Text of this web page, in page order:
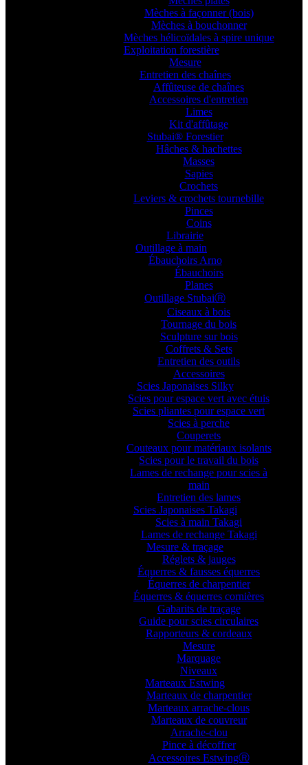
Mèches à façonner (bois)
Mèches à bouchonner
Mèches hélicoïdales à spire unique
Exploitation forestière
Mesure
Entretien des chaînes
Affûteuse de chaînes
Accessoires d'entretien
Limes
Kit d'affûtage
Stubai® Forestier
Hâches & hachettes
Masses
Sapies
Crochets
Leviers & crochets tournebille
Pinces
Coins
Librairie
Outillage à main
Ébauchoirs Arno
Ébauchoirs
Planes
Outillage StubaiⓇ
Ciseaux à bois
Tournage du bois
Sculpture sur bois
Coffrets & Sets
Entretien des outils
Accessoires
Scies Japonaises Silky
Scies pour espace vert avec étuis
Scies pliantes pour espace vert
Scies à perche
Couperets
Couteaux pour matériaux isolants
Scies pour le travail du bois
Lames de rechange pour scies à
main
Entretien des lames
Scies Japonaises Takagi
Scies à main Takagi
Lames de rechange Takagi
Mesure & traçage
Réglets & jauges
Équerres & fausses équerres
Équerres de charpentier
Équerres & équerres cornières
Gabarits de traçage
Guide pour scies circulaires
Rapporteurs & cordeaux
Mesure
Marquage
Niveaux
Marteaux Estwing
Marteaux de charpentier
Marteaux arrache-clous
Marteaux de couvreur
Arrache-clou
Pince à décoffrer
Accessoires EstwingⓇ